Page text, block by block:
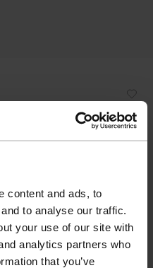
content and ads, to
to analyse our traffic.
your use of our site with
analytics partners who
that you’ve